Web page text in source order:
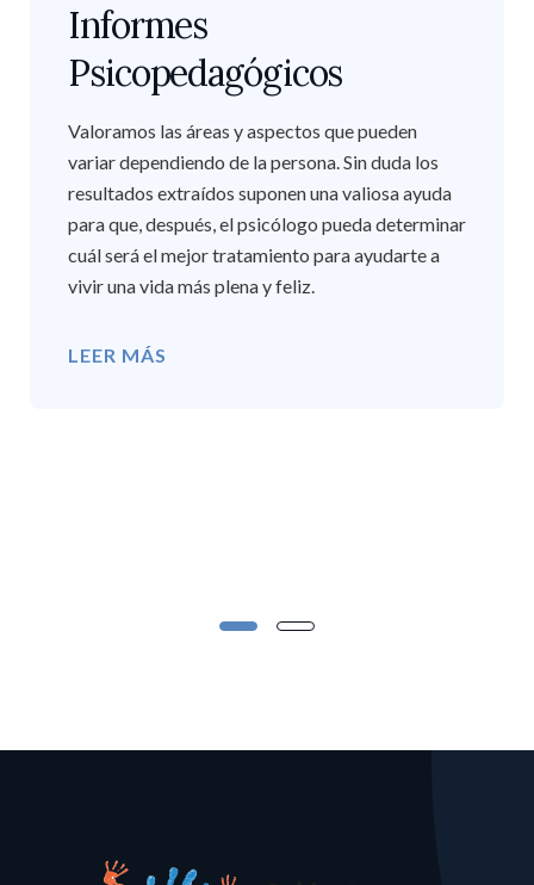
Informes
Psicopedagógicos
Valoramos las áreas y aspectos que pueden
variar dependiendo de la persona. Sin duda los
resultados extraídos suponen una valiosa ayuda
para que, después, el psicólogo pueda determinar
cuál será el mejor tratamiento para ayudarte a
vivir una vida más plena y feliz.
LEER MÁS